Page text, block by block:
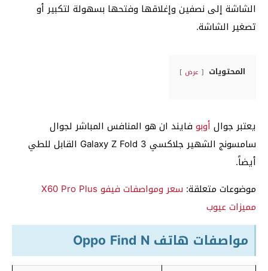
الشاشة إلى نصفين وإغلاقها وفتحها بسهولة لتكبير أو
تصغير الشاشة.
المحتويات عرض
يعتبر جوال أوبو فايند ان هو المنافس المباشر لجوال
سامسونج الشهير جلاكسي Galaxy Z Fold 3 القابل للطي
أيضاً.
موضوعات متعلقة:
سعر ومواصفات فيفو X60 Pro Plus
مميزات عيوب
مواصفات هاتف Oppo Find N